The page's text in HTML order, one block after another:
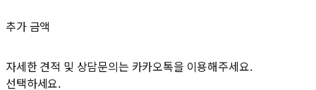
추가 금액
자세한 견적 및 상담문의는 카카오톡을 이용해주세요.
선택하세요.